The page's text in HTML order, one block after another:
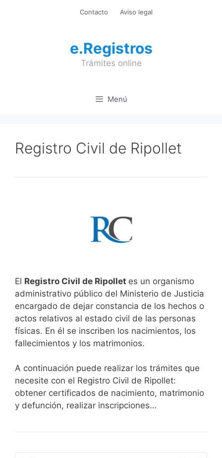
Contacto Aviso legal
e.Registros
Trámites online
Menú
Registro Civil de Ripollet
El Registro Civil de Ripollet es un organismo
administrativo público del Ministerio de Justicia
encargado de dejar constancia de los hechos o
actos relativos al estado civil de las personas
físicas. En él se inscriben los nacimientos, los
fallecimientos y los matrimonios.
A continuación puede realizar los trámites que
necesite con el Registro Civil de Ripollet:
obtener certificados de nacimiento, matrimonio
y defunción, realizar inscripciones…